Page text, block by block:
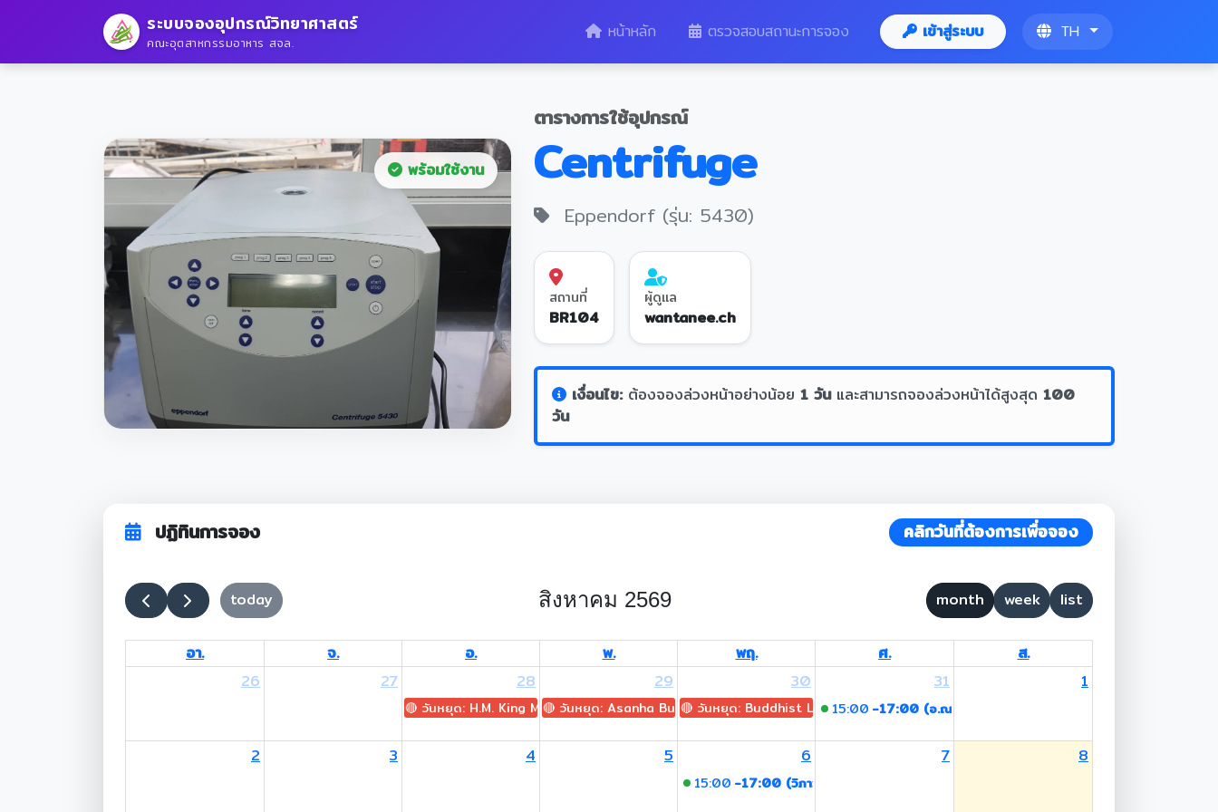
ระบบจองอุปกรณ์วิทยาศาสตร์
คณะอุตสาหกรรมอาหาร สจล.
หน้าหลัก ตรวจสอบสถานะการจอง เข้าสู่ระบบ TH
พร้อมใช้งาน
ตารางการใช้อุปกรณ์
Centrifuge
Eppendorf (รุ่น: 5430)
สถานที่
BR104
ผู้ดูแล
wantanee.ch
เงื่อนไข:ต้องจองล่วงหน้าอย่างน้อย 1 วันและสามารถจองล่วงหน้าได้สูงสุด 100
วัน
ปฏิทินการจอง คลิกวันที่ต้องการเพื่อจอง
today สิงหาคม 2569 month week list
อา. จ. อ. พ. พฤ. ศ.
ส.
26
27 28
🔴 วันหยุด: H.M. King Maha Vajiralongkorn's Birthday
29
🔴 วันหยุด: Asanha Bucha Day
30
🔴 วันหยุด: Buddhist Lent Day
31
15:00 -17:00 (อ.ณชมกมล)
1
2 3 4 5 6
15:00 -17:00 (วิภาวดี สงัดกิจ)
7 8